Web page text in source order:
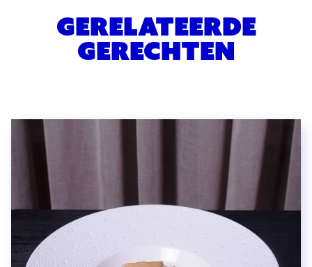
Gerelateerde
gerechten